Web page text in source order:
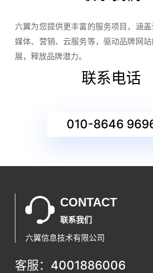
六翼为您提供更丰富的服务项目，涵
媒体、营销、云服务等，驱动品牌网
展，释放品牌潜力。
联系电话
010-8646
CONTACT
联系我们
六翼信息技术有限公司
客服：4001886006